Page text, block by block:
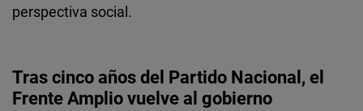
perspectiva social.
Tras cinco años del Partido Nacional, el
Frente Amplio vuelve al gobierno